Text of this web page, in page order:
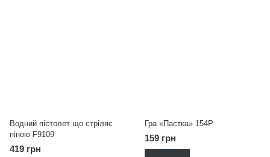
Водний пістолет що стріляє
піною F9109
419 грн
Гра «Пастка» 154P
159 грн